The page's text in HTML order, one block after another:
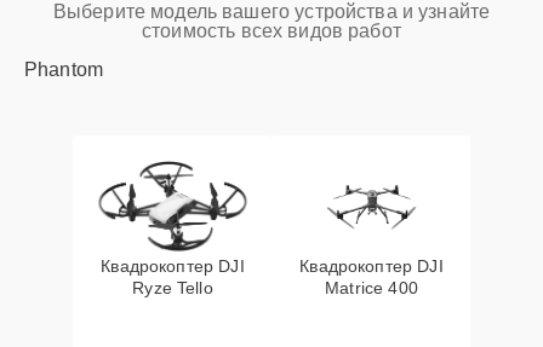
Выберите модель вашего устройства и узнайте
стоимость всех видов работ
Phantom
Квадрокоптер DJI
Ryze Tello
Квадрокоптер DJI
Matrice 400